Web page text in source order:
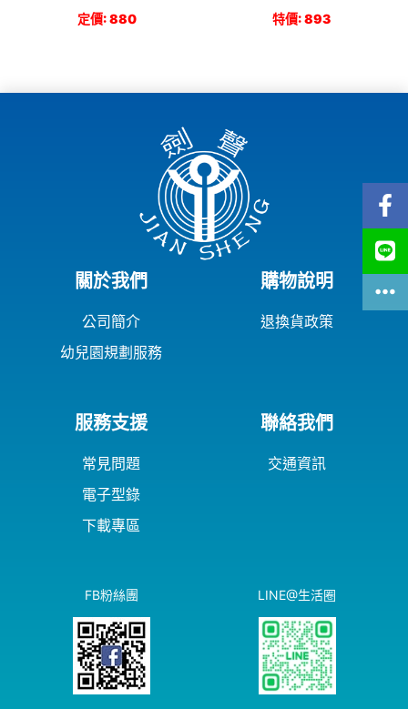
定價: 880
特價: 893
關於我們
公司簡介
幼兒園規劃服務
購物說明
退換貨政策
服務支援
常見問題
電子型錄
下載專區
聯絡我們
交通資訊
FB粉絲團 LINE@生活圈